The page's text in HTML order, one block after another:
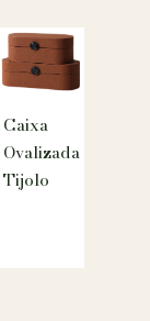
Caixa
Ovalizada
Tijolo